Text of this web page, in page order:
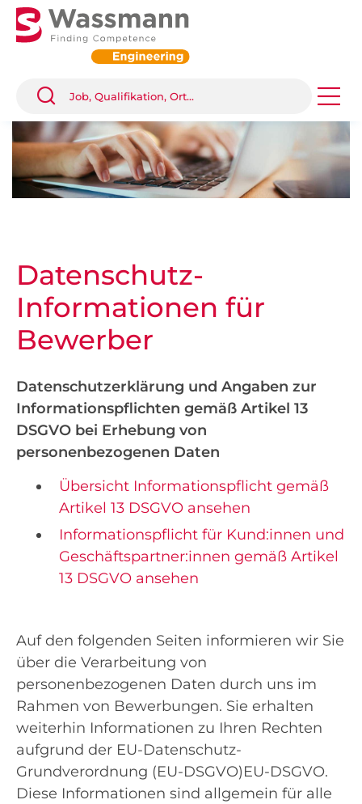
Datenschutz-
Informationen für
Bewerber
Datenschutzerklärung und Angaben zur
Informationspflichten gemäß Artikel 13
DSGVO bei Erhebung von
personenbezogenen Daten
Übersicht Informationspflicht gemäß
Artikel 13 DSGVO ansehen
Informationspflicht für Kund:innen und
Geschäftspartner:innen gemäß Artikel
13 DSGVO ansehen
Auf den folgenden Seiten informieren wir Sie
über die Verarbeitung von
personenbezogenen Daten durch uns im
Rahmen von Bewerbungen. Sie erhalten
weiterhin Informationen zu Ihren Rechten
aufgrund der EU-Datenschutz-
Grundverordnung (EU-DSGVO)EU-DSGVO.
Diese Informationen sind allgemein für alle